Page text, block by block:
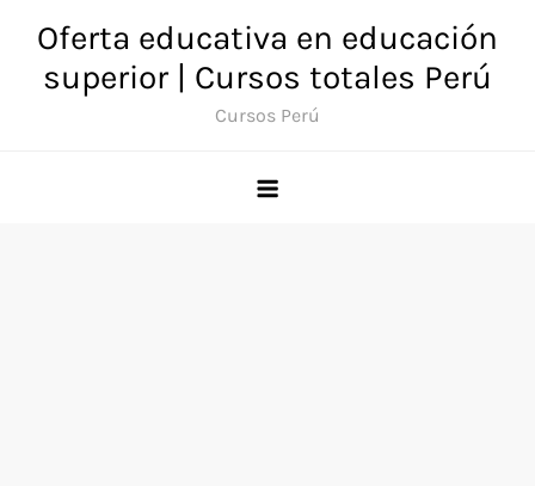
contenido
Oferta educativa en educación
superior | Cursos totales Perú
Cursos Perú